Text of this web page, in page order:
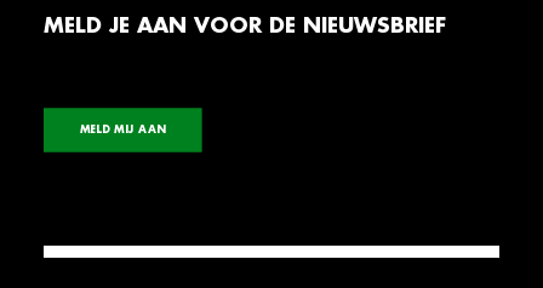
MELD JE AAN VOOR DE NIEUWSBRIEF
MELD MIJ AAN